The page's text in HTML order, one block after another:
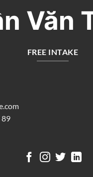
Văn
FREE INTAKE
89